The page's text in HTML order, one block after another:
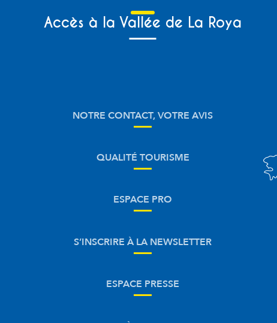
Accès à la Vallée de La Roya
NOTRE CONTACT, VOTRE AVIS
QUALITÉ TOURISME
ESPACE PRO
S’INSCRIRE À LA NEWSLETTER
ESPACE PRESSE